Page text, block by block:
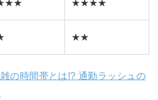
★★★★
★★
の時間帯とは!? 通勤ラッシュの